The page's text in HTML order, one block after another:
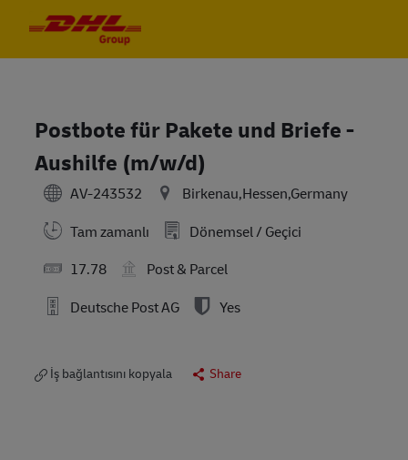
Postbote für Pakete und Briefe -
Aushilfe (m/w/d)
AV-243532
Birkenau,Hessen,Germany
Tam zamanlı
Dönemsel / Geçici
17.78
Post & Parcel
Deutsche Post AG
Yes
İş bağlantısını kopyala Share